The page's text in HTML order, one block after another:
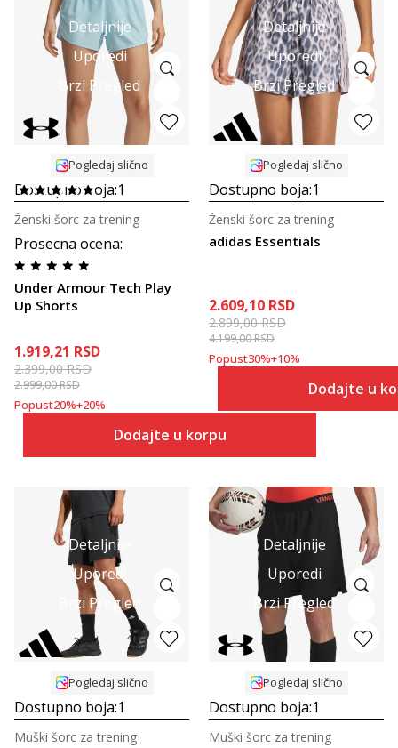
Detaljnije
Uporedi
Brzi Pregled
Pogledaj slično
Dostupno boja:1
Prosecna ocena:
Under Armour Tech Play
Up Shorts
Ženski šorc za trening
1.919,21 RSD
2.399,00RSD
2.999,00RSD
Popust20%+20%
Dodajte u korpu
Detaljnije
Uporedi
Brzi Pregled
Pogledaj slično
Dostupno boja:1
adidas Essentials
Ženski šorc za trening
2.609,10 RSD
2.899,00RSD
4.199,00RSD
Popust30%+10%
Dodajte u
Detaljnije
Uporedi
Brzi Pregled
Pogledaj slično
Dostupno boja:1
Muški šorc za trening
Detaljnije
Uporedi
Brzi Pregled
Pogledaj slično
Dostupno boja:1
Muški šorc za trening